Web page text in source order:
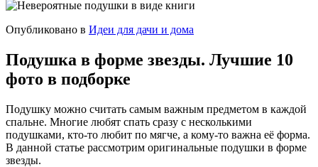
Опубликовано в Идеи для дачи и дома
Подушка в форме звезды. Лучшие 10
фото в подборке
Подушку можно считать самым важным предметом в каждой
спальне. Многие любят спать сразу с несколькими
подушками, кто-то любит по мягче, а кому-то важна её форма.
В данной статье рассмотрим оригинальные подушки в форме
звезды.